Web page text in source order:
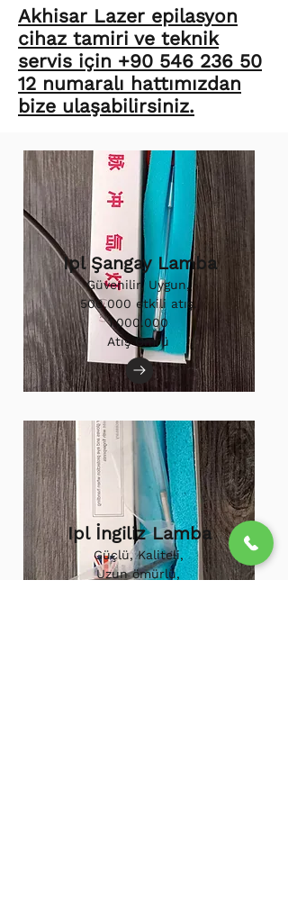
Akhisar Lazer epilasyon
cihaz tamiri ve teknik
servis için +90 546 236 50
12 numaralı hattımızdan
bize ulaşabilirsiniz.
Ipl Şangay Lamba
Güvenilir, Uygun,
500.000 etkili atış.
1.000.000
Atış Ömrü
Ipl İngiliz Lamba
Güçlü, Kaliteli,
Uzun ömürlü,